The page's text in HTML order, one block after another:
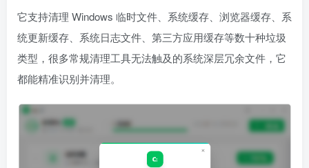
它支持清理 Windows 临时文件、系统缓存、浏览器缓存、系
统更新缓存、系统日志文件、第三方应用缓存等数十种垃圾
类型，很多常规清理工具无法触及的系统深层冗余文件，它
都能精准识别并清理。